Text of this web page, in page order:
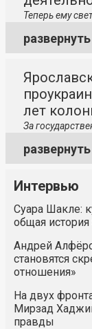
Теперь ему
развернуть
лет
За
развернуть
Интервью
Суара Шакле:
общая
Андрей
становятся
отношения»
На двух
Мирзад
правды